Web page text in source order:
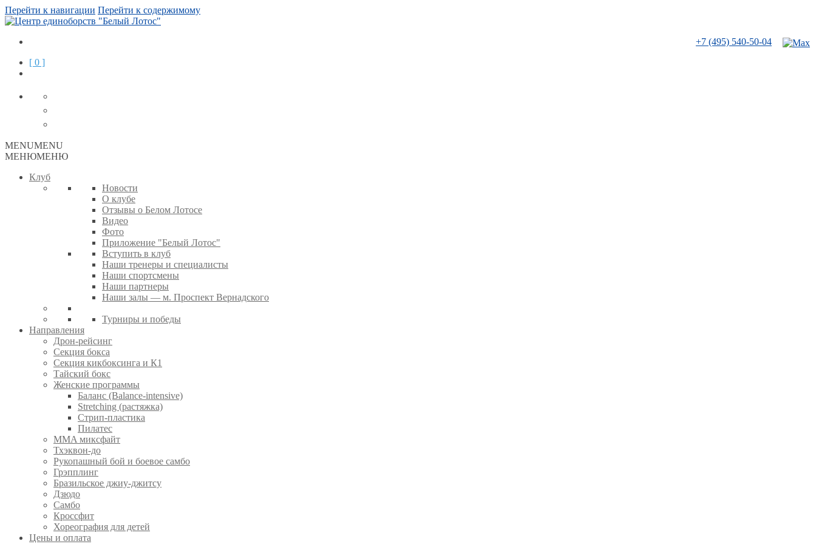
Перейти к навигации Перейти к содержимому
+7 (495) 540-50-04
[ 0 ]
MENUMENU
МЕНЮМЕНЮ
Клуб
Новости
О клубе
Отзывы о Белом Лотосе
Видео
Фото
Приложение "Белый Лотос"
Вступить в клуб
Наши тренеры и специалисты
Наши спортсмены
Наши партнеры
Наши залы — м. Проспект Вернадского
Турниры и победы
Направления
Дрон-рейсинг
Секция бокса
Секция кикбоксинга и К1
Тайский бокс
Женские программы
Баланс (Balance-intensive)
Stretching (растяжка)
Стрип-пластика
Пилатес
MMA миксфайт
Тхэквон-до
Рукопашный бой и боевое самбо
Грэпплинг
Бразильское джиу-джитсу
Дзюдо
Самбо
Кроссфит
Хореография для детей
Цены и оплата